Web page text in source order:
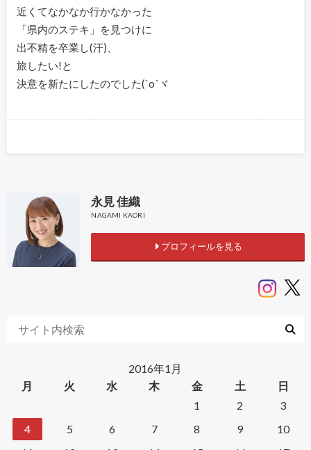
近くてなかなか行かなかった
「県内のステキ」を見つけに
出不精を卒業し(汗)、
旅したい!と
決意を新たにしたのでした(`o´ヾ
永見 佳織
NAGAMI KAORI
プロフィールを見る
2016年1月
月
火 水 木 金 土
日
1
2
3
4
5 6 7 8 9
10